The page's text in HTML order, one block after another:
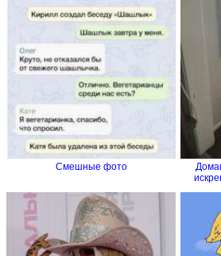
Смешные фото